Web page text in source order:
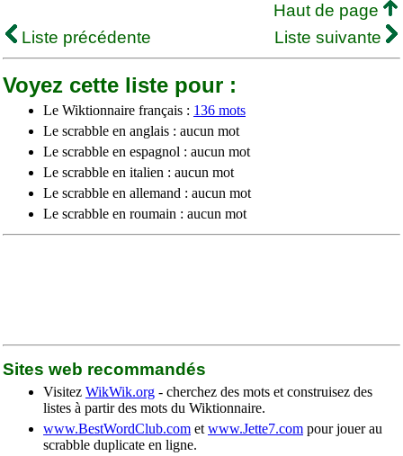
Haut de page
Liste précédente
Liste suivante
Voyez cette liste pour :
Le Wiktionnaire français : 136 mots
Le scrabble en anglais : aucun mot
Le scrabble en espagnol : aucun mot
Le scrabble en italien : aucun mot
Le scrabble en allemand : aucun mot
Le scrabble en roumain : aucun mot
Sites web recommandés
Visitez WikWik.org - cherchez des mots et construisez des
listes à partir des mots du Wiktionnaire.
www.BestWordClub.com et www.Jette7.com pour jouer au
scrabble duplicate en ligne.